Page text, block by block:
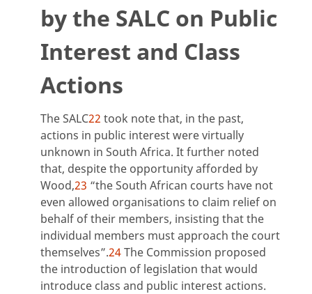
by the SALC on Public
Interest and Class
Actions
The SALC22 took note that, in the past,
actions in public interest were virtually
unknown in South Africa. It further noted
that, despite the opportunity afforded by
Wood,23 “the South African courts have not
even allowed organisations to claim relief on
behalf of their members, insisting that the
individual members must approach the court
themselves”.24The Commission proposed
the introduction of legislation that would
introduce class and public interest actions.